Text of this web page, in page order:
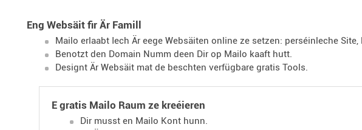
Eng Websäit fir Är Famill
Mailo erlaabt Iech Är eege Websäiten online ze setzen: perséinleche Site,
Benotzt den Domain Numm deen Dir op Mailo kaaft hutt.
Designt Är Websäit mat de beschten verfügbare gratis Tools.
E gratis Mailo Raum ze kreéieren
Dir musst en Mailo Kont hunn.